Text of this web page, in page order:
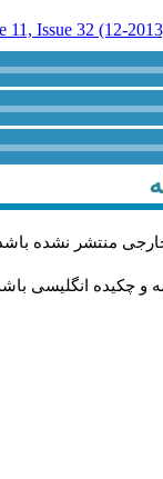
11, Issue 32 (12-
منتشر نشده
و چکیده انگلیسی